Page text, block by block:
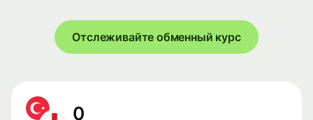
Отслеживайте обменный курс
0